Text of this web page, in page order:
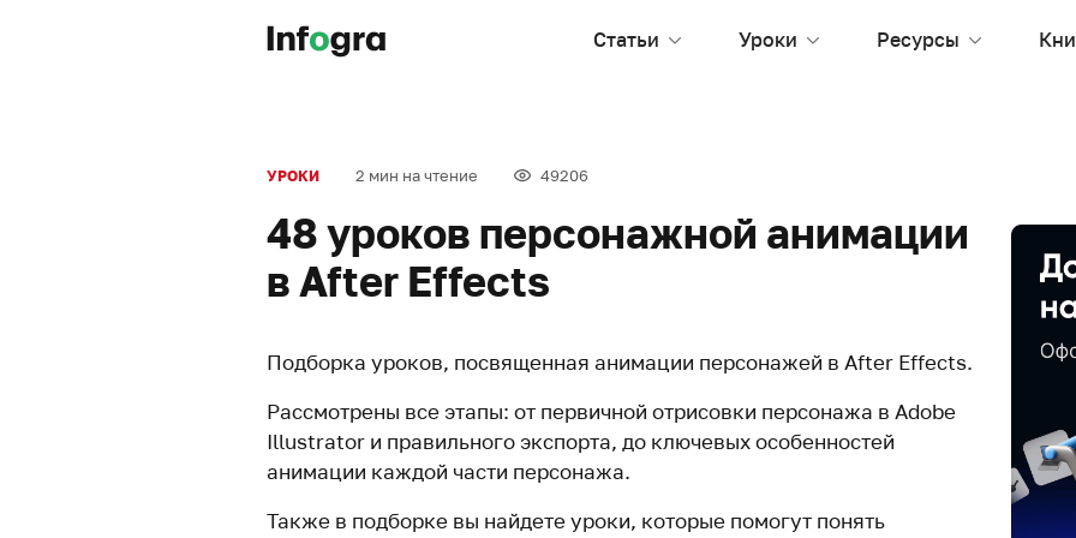
Статьи Уроки Ресурсы
УРОКИ 2 мин на чтение 49206
48 уроков персонажной анимации
в After Effects
Подборка уроков, посвященная анимации персонажей в After Effects.
Рассмотрены все этапы: от первичной отрисовки персонажа в Adobe
Illustrator и правильного экспорта, до ключевых особенностей
анимации каждой части персонажа.
Также в подборке вы найдете уроки, которые помогут понять